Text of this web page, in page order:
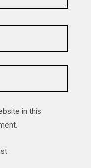
in this